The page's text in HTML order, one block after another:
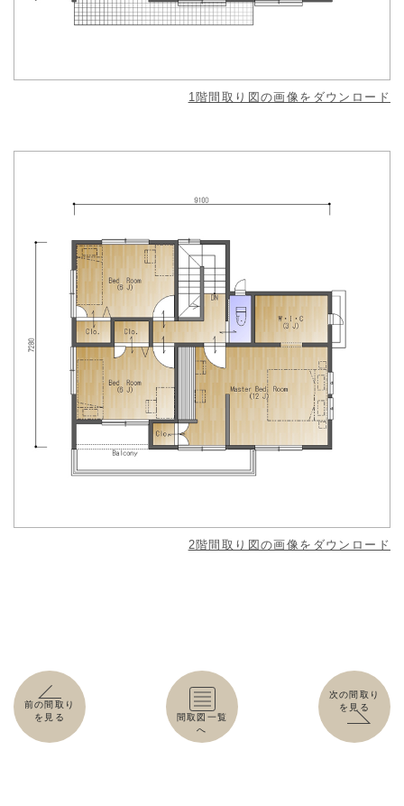
1階間取り図の画像をダウンロード
2階間取り図の画像をダウンロード
前の間取り
を見る
間取図一覧
へ
次の間取り
を見る